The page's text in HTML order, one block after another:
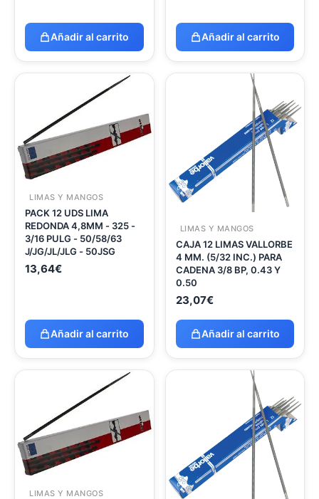
Añadir al carrito Añadir al carrito
LIMAS Y MANGOS
PACK 12 UDS LIMA
REDONDA 4,8MM - 325 -
3/16 PULG - 50/58/63
J/JG/JL/JLG - 50JSG
13,64€
Añadir al carrito
LIMAS Y MANGOS
CAJA 12 LIMAS VALLORBE
4 MM. (5/32 INC.) PARA
CADENA 3/8 BP, 0.43 Y
0.50
23,07€
Añadir al carrito
LIMAS Y MANGOS